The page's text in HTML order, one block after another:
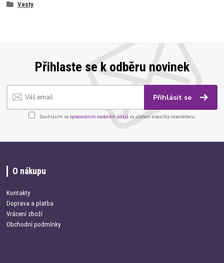
Vesty
Přihlaste se k odběru novinek
Přihlásit se
Souhlasím se zpracováním osobních údajů za účelem rozesílky newsletteru.
O nákupu
Kontakty
Doprava a platba
Vrácení zboží
Obchodní podmínky